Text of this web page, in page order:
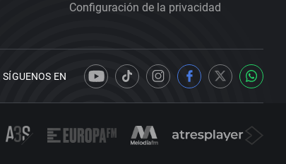
Configuración de la privacidad
SÍGUENOS EN